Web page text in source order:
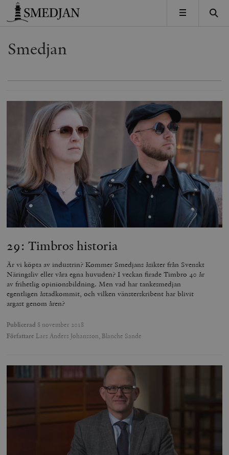
Timbro
MENY
Smedjan
29: Timbros historia
Är vi köpta av industrin? Kommer Smedjans åsikter från Svenskt
Näringsliv eller våra egna huvuden? I veckan firade Timbro 40 år
av frihetlig opinionsbildning. Men vad har tankesmedjan
egentligen åstadkommit, och vilken vänsterskribent har blivit
argast genom åren?
Publicerad 8 november 2018
Författare Lars Anders Johansson, Blanche Sande